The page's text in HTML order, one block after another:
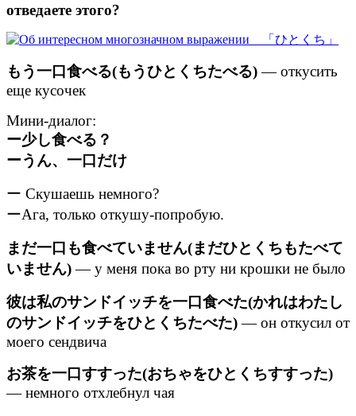
отведаете этого?
もう一口食べる(もうひとくちたべる)— откусить
еще кусочек
Мини-диалог:
ー少し食べる？
ーうん、一口だけ
ー Скушаешь немного?
ーАга, только откушу-попробую.
まだ一口も食べていません(まだひとくちもたべて
いません)— у меня пока во рту ни крошки не было
彼は私のサンドイッチを一口食べた(かれはわたし
のサンドイッチをひとくちたべた)— он откусил от
моего сендвича
お茶を一口すすった(おちゃをひとくちすすった)
— немного отхлебнул чая